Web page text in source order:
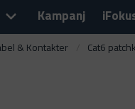
Kampanj
& Kontakter Cat6